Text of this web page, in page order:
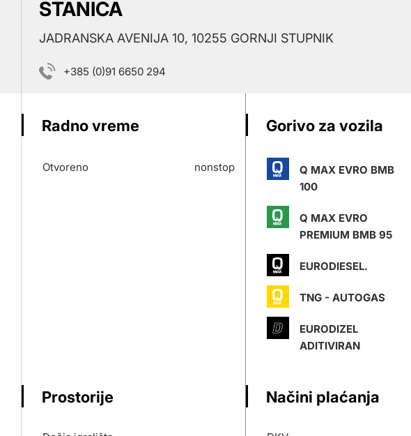
STANICA
JADRANSKA AVENIJA 10, 10255 GORNJI STUPNIK
+385 (0)91 6650 294
Radno vreme
Otvoreno nonstop
Gorivo za vozila
Q MAX EVRO BMB
100
Q MAX EVRO
PREMIUM BMB 95
EURODIESEL.
TNG - AUTOGAS
EURODIZEL
ADITIVIRAN
Prostorije Načini plaćanja